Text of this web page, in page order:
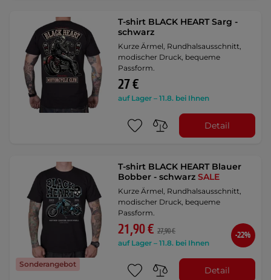
T-shirt BLACK HEART Sarg -
schwarz
Kurze Ärmel, Rundhalsausschnitt,
modischer Druck, bequeme
Passform.
27 €
auf Lager – 11.8. bei Ihnen
Detail
Sonderangebot
T-shirt BLACK HEART Blauer
Bobber - schwarzSALE
Kurze Ärmel, Rundhalsausschnitt,
modischer Druck, bequeme
Passform.
21,90 € 27,90 €
auf Lager – 11.8. bei Ihnen
-22%
Detail